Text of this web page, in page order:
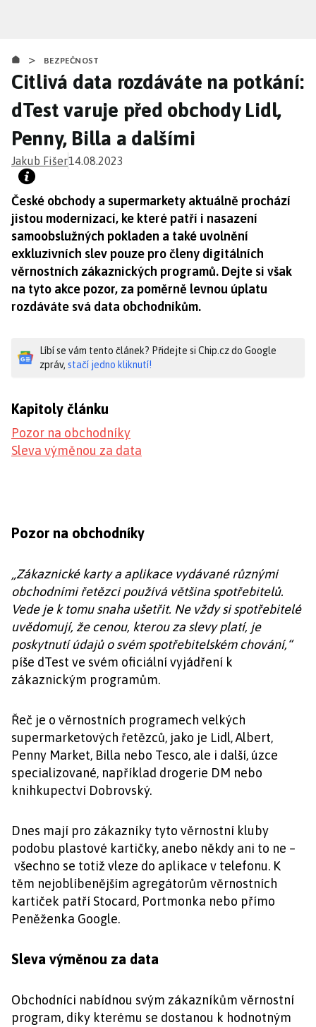
obsahu
> BEZPEČNOST
Citlivá data rozdáváte na potkání:
dTest varuje před obchody Lidl,
Penny, Billa a dalšími
Jakub Fišer14.08.2023
České obchody a supermarkety aktuálně prochází
jistou modernizací, ke které patří i nasazení
samoobslužných pokladen a také uvolnění
exkluzivních slev pouze pro členy digitálních
věrnostních zákaznických programů. Dejte si však
na tyto akce pozor, za poměrně levnou úplatu
rozdáváte svá data obchodníkům.
Líbí se vám tento článek? Přidejte si Chip.cz do Google
zpráv, stačí jedno kliknutí!
Kapitoly článku
Pozor na obchodníky
Sleva výměnou za data
Pozor na obchodníky
„Zákaznické karty a aplikace vydávané různými
obchodními řetězci používá většina spotřebitelů.
Vede je k tomu snaha ušetřit. Ne vždy si spotřebitelé
uvědomují, že cenou, kterou za slevy platí, je
poskytnutí údajů o svém spotřebitelském chování,“
píše dTest ve svém oficiální vyjádření k
zákaznickým programům.
Řeč je o věrnostních programech velkých
supermarketových řetězců, jako je Lidl, Albert,
Penny Market, Billa nebo Tesco, ale i další, úzce
specializované, například drogerie DM nebo
knihkupectví Dobrovský.
Dnes mají pro zákazníky tyto věrnostní kluby
podobu plastové kartičky, anebo někdy ani to ne –
všechno se totiž vleze do aplikace v telefonu. K
těm nejoblíbenějším agregátorům věrnostních
kartiček patří Stocard, Portmonka nebo přímo
Peněženka Google.
Sleva výměnou za data
Obchodníci nabídnou svým zákazníkům věrnostní
program, díky kterému se dostanou k hodnotným